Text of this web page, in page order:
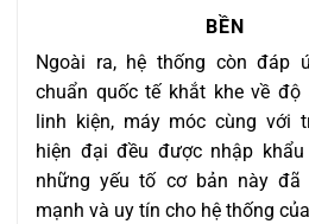
BỀN
Ngoài ra, hệ thống còn đáp
chuẩn quốc tế khắt khe về độ
linh kiện, máy móc cùng với
hiện đại đều được nhập khẩu
những yếu tố cơ bản này đã
mạnh và uy tín cho hệ thống